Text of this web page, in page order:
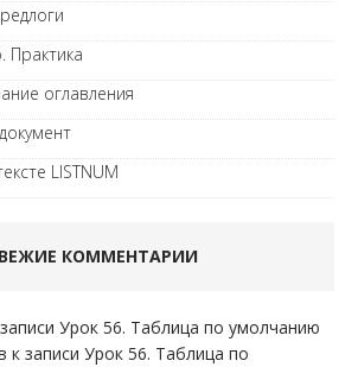
Практика
оглавления
LISTNUM
КОММЕНТАРИИ
Урок 56. Таблица по умолчанию
к записи Урок 56. Таблица по